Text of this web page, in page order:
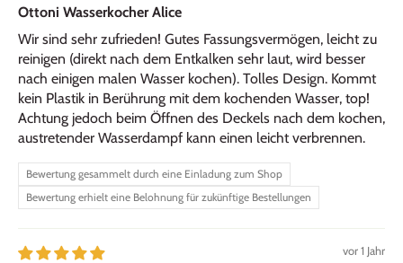
Ottoni Wasserkocher Alice
Wir sind sehr zufrieden! Gutes Fassungsvermögen, leicht zu
reinigen (direkt nach dem Entkalken sehr laut, wird besser
nach einigen malen Wasser kochen). Tolles Design. Kommt
kein Plastik in Berührung mit dem kochenden Wasser, top!
Achtung jedoch beim Öffnen des Deckels nach dem kochen,
austretender Wasserdampf kann einen leicht verbrennen.
Bewertung gesammelt durch eine Einladung zum Shop
Bewertung erhielt eine Belohnung für zukünftige Bestellungen
vor 1 Jahr